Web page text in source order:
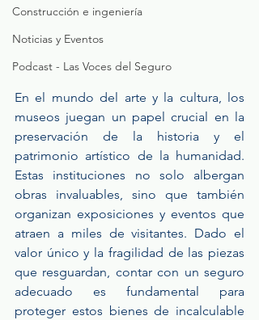
Construcción e ingeniería
Noticias y Eventos
Podcast - Las Voces del Seguro
En el mundo del arte y la cultura, los
museos juegan un papel crucial en la
preservación de la historia y el
patrimonio artístico de la humanidad.
Estas instituciones no solo albergan
obras invaluables, sino que también
organizan exposiciones y eventos que
atraen a miles de visitantes. Dado el
valor único y la fragilidad de las piezas
que resguardan, contar con un seguro
adecuado es fundamental para
proteger estos bienes de incalculable